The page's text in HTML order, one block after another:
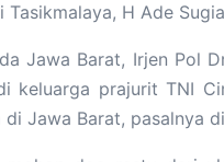
Tasikmalaya, H Ade
Jawa Barat, Irjen Pol
keluarga prajurit TNI
di Jawa Barat, pasalnya